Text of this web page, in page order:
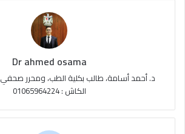
R
S
S
Dr ahmed osama
د. أحمد أسامة، طالب بكلية الطب، ومحرر صحفي
الكاش : 01065964224